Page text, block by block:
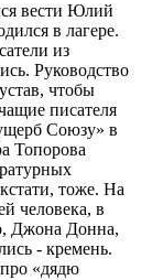
вести Юлий
в лагере.
из
Руководство
чтобы
писателя
Союзу» в
Топорова
тоже. На
человека, в
Джона Донна,
- кремень.
«дядю